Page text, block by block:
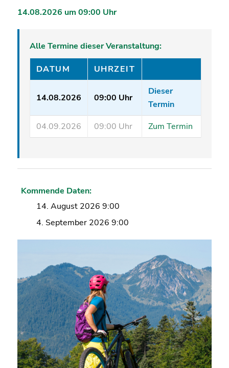
14.08.2026 um 09:00 Uhr
Alle Termine dieser Veranstaltung:
DATUM UHRZEIT
14.08.2026 09:00 Uhr
Dieser
Termin
04.09.2026
09:00 Uhr Zum Termin
Kommende Daten:
14. August 2026 9:00
4. September 2026 9:00